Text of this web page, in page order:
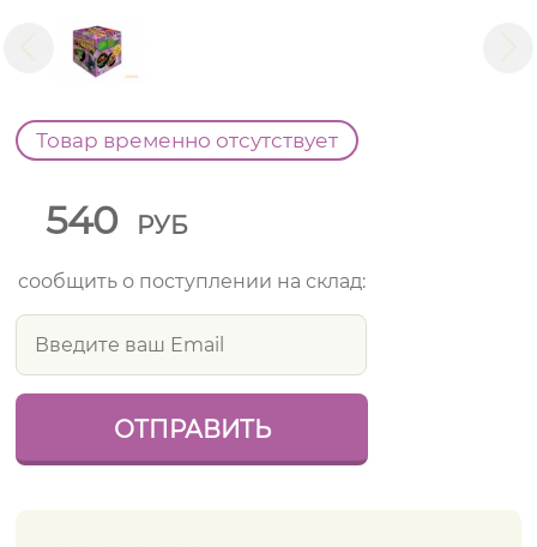
Товар временно отсутствует
540 РУБ
сообщить о поступлении на склад: